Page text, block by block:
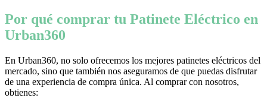
Por qué comprar tu Patinete Eléctrico en
Urban360
En Urban360, no solo ofrecemos los mejores patinetes eléctricos del
mercado, sino que también nos aseguramos de que puedas disfrutar
de una experiencia de compra única. Al comprar con nosotros,
obtienes: